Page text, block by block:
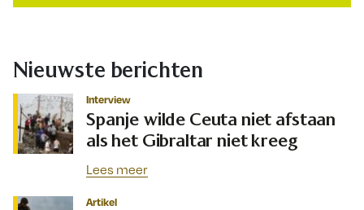
Nieuwste berichten
Interview
Spanje wilde Ceuta niet afstaan
als het Gibraltar niet kreeg
Lees meer
Artikel